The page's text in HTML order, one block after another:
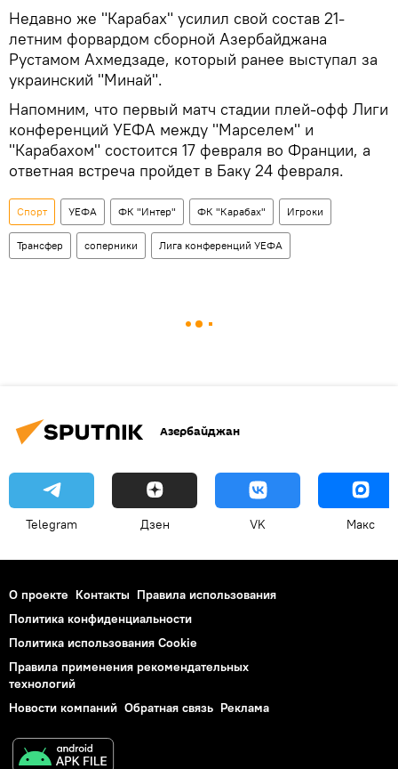
Недавно же "Карабах" усилил свой состав 21-
летним форвардом сборной Азербайджана
Рустамом Ахмедзаде, который ранее выступал за
украинский "Минай".
Напомним, что первый матч стадии плей-офф Лиги
конференций УЕФА между "Марселем" и
"Карабахом" состоится 17 февраля во Франции, а
ответная встреча пройдет в Баку 24 февраля.
Спорт УЕФА ФК "Интер" ФК "Карабах" Игроки
Трансфер соперники Лига конференций УЕФА
Азербайджан
Telegram Дзен VK Макс
О проекте Контакты Правила использования
Политика конфиденциальности
Политика использования Cookie
Правила применения рекомендательных
технологий
Новости компаний Обратная связь Реклама